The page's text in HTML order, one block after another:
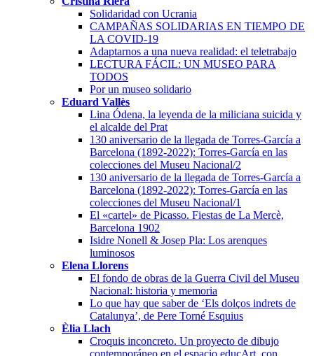
Solidaridad con Ucrania
CAMPAÑAS SOLIDARIAS EN TIEMPO DE
LA COVID-19
Adaptarnos a una nueva realidad: el teletrabajo
LECTURA FÁCIL: UN MUSEO PARA
TODOS
Por un museo solidario
Eduard Vallès
Lina Ódena, la leyenda de la miliciana suicida y
el alcalde del Prat
130 aniversario de la llegada de Torres-García a
Barcelona (1892-2022): Torres-García en las
colecciones del Museu Nacional/2
130 aniversario de la llegada de Torres-García a
Barcelona (1892-2022): Torres-García en las
colecciones del Museu Nacional/1
El «cartel» de Picasso. Fiestas de La Mercè,
Barcelona 1902
Isidre Nonell & Josep Pla: Los arenques
luminosos
Elena Llorens
El fondo de obras de la Guerra Civil del Museu
Nacional: historia y memoria
Lo que hay que saber de ‘Els dolços indrets de
Catalunya’, de Pere Torné Esquius
Èlia Llach
Croquis inconcreto. Un proyecto de dibujo
contemporáneo en el espacio educArt, con